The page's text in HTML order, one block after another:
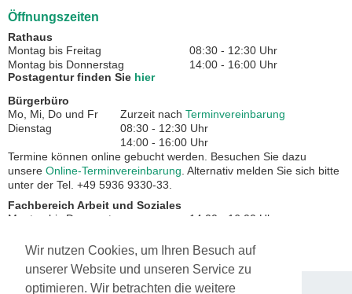
Wir nutzen Cookies, um Ihren Besuch auf
unserer Website und unseren Service zu
optimieren. Wir betrachten die weitere
Öffnungszeiten
Rathaus
Montag bis Freitag
08:30 - 12:30 Uhr
Montag bis Donnerstag
14:00 - 16:00 Uhr
Postagentur finden Sie hier
Bürgerbüro
Mo, Mi, Do und Fr
Zurzeit nach Terminvereinbarung
Dienstag
08:30 - 12:30 Uhr
14:00 - 16:00 Uhr
Termine können online gebucht werden. Besuchen Sie dazu
unsere Online-Terminvereinbarung . Alternativ melden Sie sich bitte
unter der Tel. +49 5936 9330-33.
Fachbereich Arbeit und Soziales
Montag bis Donnerstag
14:00 - 16:00 Uhr